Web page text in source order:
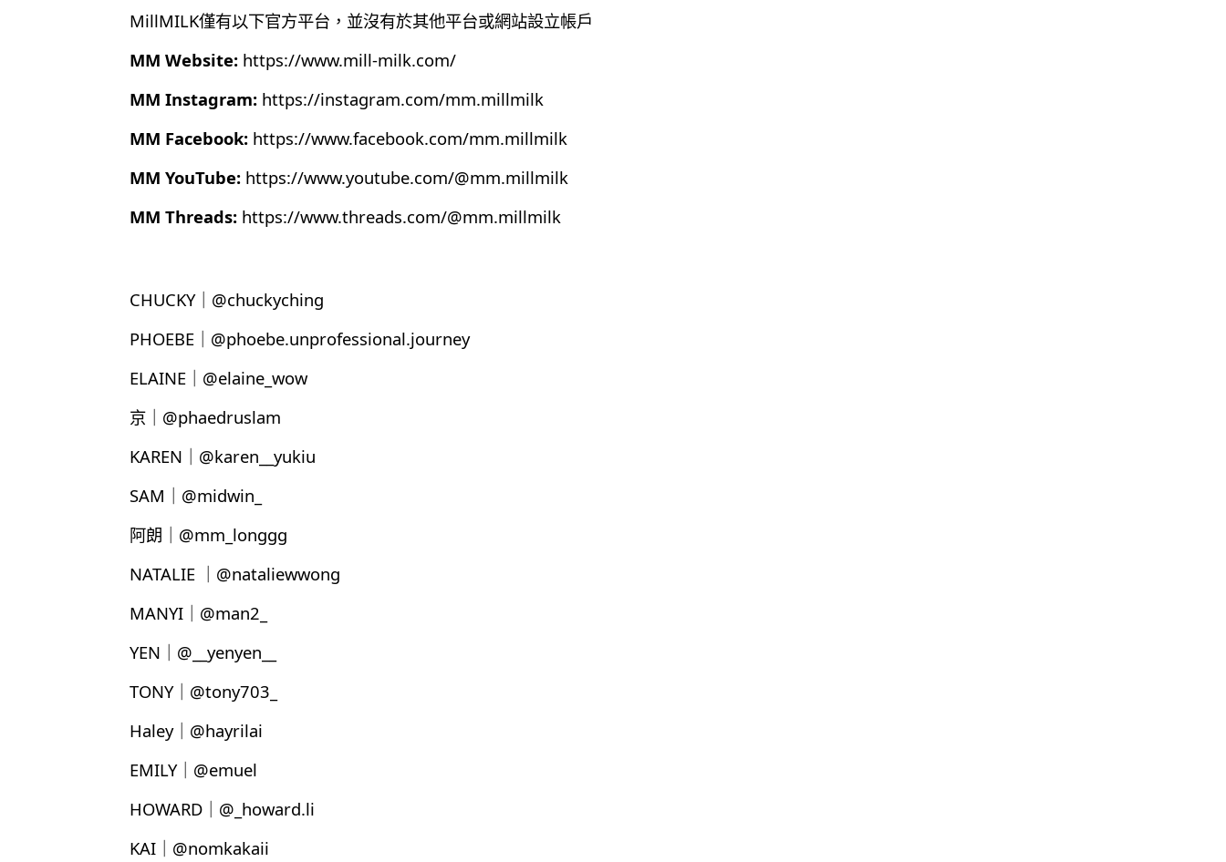
MillMILK僅有以下官方平台，並沒有於其他平台或網站設立帳戶
MM Website: https://www.mill-milk.com/
MM Instagram: https://instagram.com/mm.millmilk
MM Facebook: https://www.facebook.com/mm.millmilk
MM YouTube: https://www.youtube.com/@mm.millmilk
MM Threads: https://www.threads.com/@mm.millmilk
CHUCKY｜@chuckyching
PHOEBE｜@phoebe.unprofessional.journey
ELAINE｜@elaine_wow
京｜@phaedruslam
KAREN｜@karen__yukiu
SAM｜@midwin_
阿朗｜@mm_longgg
NATALIE ｜@nataliewwong
MANYI｜@man2_
YEN｜@__yenyen__
TONY｜@tony703_
Haley｜@hayrilai
EMILY｜@emuel
HOWARD｜@_howard.li
KAI｜@nomkakaii